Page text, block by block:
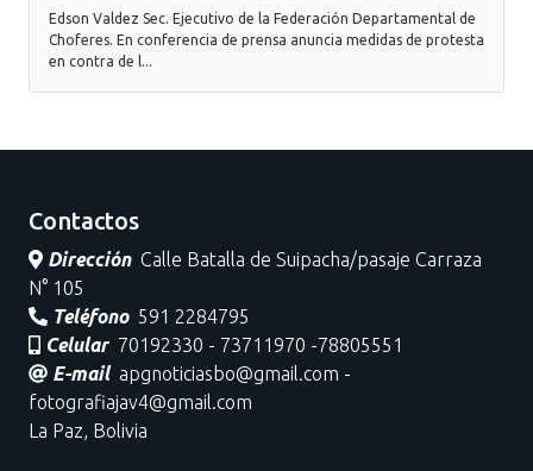
Edson Valdez Sec. Ejecutivo de la Federación Departamental de
Choferes. En conferencia de prensa anuncia medidas de protesta
en contra de l...
Contactos
Dirección Calle Batalla de Suipacha/pasaje Carraza
N° 105
Teléfono 591 2284795
Celular 70192330 - 73711970 -78805551
E-mail apgnoticiasbo@gmail.com -
fotografiajav4@gmail.com
La Paz, Bolivia